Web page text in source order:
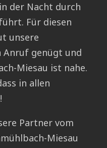
der Nacht durch
Für diesen
unsere
Anruf genügt und
Miesau ist nahe.
in allen
Partner vom
Miesau